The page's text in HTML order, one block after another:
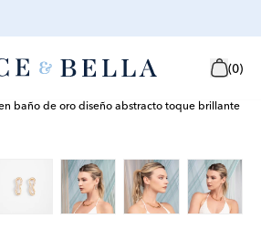
(0)
baño de oro diseño abstracto toque brillante